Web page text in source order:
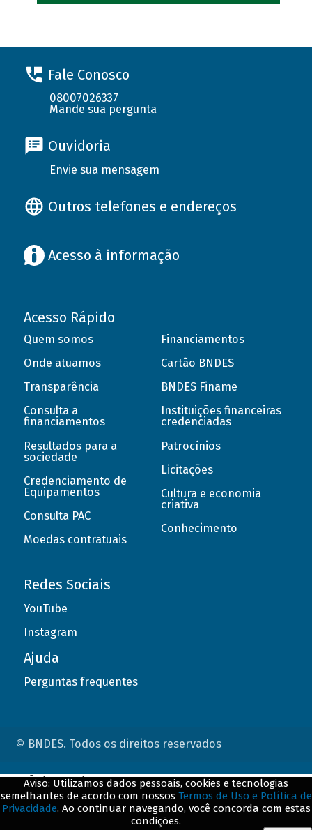
Fale Conosco
08007026337
Mande sua pergunta
Ouvidoria
Envie sua mensagem
Outros telefones e endereços
Acesso à informação
Acesso Rápido
Quem somos
Onde atuamos
Transparência
Consulta a
financiamentos
Resultados para a
sociedade
Credenciamento de
Equipamentos
Consulta PAC
Moedas contratuais
Financiamentos
Cartão BNDES
BNDES Finame
Instituições financeiras
credenciadas
Patrocínios
Licitações
Cultura e economia
criativa
Conhecimento
Redes Sociais
YouTube
Instagram
Ajuda
Perguntas frequentes
© BNDES. Todos os direitos reservados
Aviso: Utilizamos dados pessoais, cookies e tecnologias
semelhantes de acordo com nossos Termos de Uso e Política de
Privacidade. Ao continuar navegando, você concorda com estas
condições.
ConteÃºdo complementar
${title}${badge}